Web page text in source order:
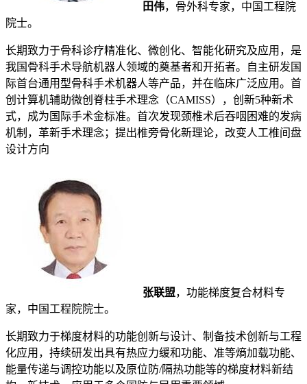
田伟，骨外科专家，中国工程院
院士。
长期致力于骨科诊疗精准化、微创化、智能化研究及应用，是
我国骨科手术导航机器人领域的奠基者和开拓者。自主研发国
际首台通用型骨科手术机器人等产品，并在临床广泛应用。首
创计算机辅助微创脊柱手术理念（CAMISS），创新5种新术
式，成为国际手术金标准。首次发现颈椎术后吞咽困难的发病
机制，革新手术理念；提出椎旁骨化新理论，改变人工椎间盘
设计方向
张联盟，功能梯度复合材料专
家，中国工程院院士。
长期致力于梯度材料的功能创新与设计、制备技术创新与工程
化应用，持续研发出具有热应力缓和功能、准等熵加载功能、
能量传递与调控功能以及原位防/隔热功能等的梯度材料新结